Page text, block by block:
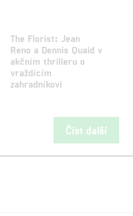
The Florist: Jean
Reno a Dennis Quaid v
akčním thrilleru o
vraždícím
zahradníkovi
Číst další